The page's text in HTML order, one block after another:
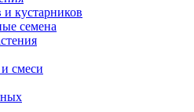
и кустарников
семена
смеси